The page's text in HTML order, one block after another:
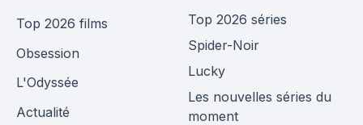
Top 2026 films
Obsession
L'Odyssée
Actualité
Top 2026 séries
Spider-Noir
Lucky
Les nouvelles séries du
moment